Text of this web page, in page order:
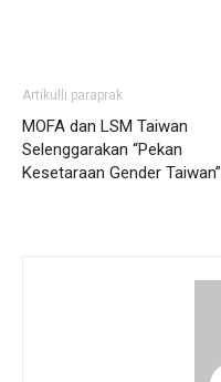
Artikulli paraprak
MOFA dan LSM Taiwan
Selenggarakan “Pekan
Kesetaraan Gender Taiwan”